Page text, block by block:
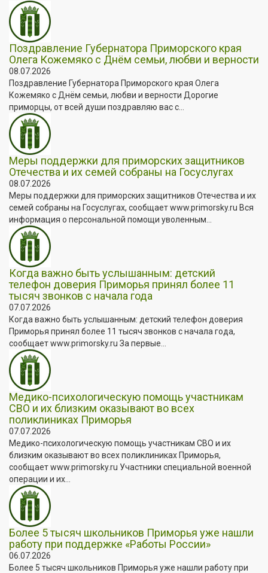
Поздравление Губернатора Приморского края
Олега Кожемяко с Днём семьи, любви и верности
08.07.2026
Поздравление Губернатора Приморского края Олега
Кожемяко с Днём семьи, любви и верности Дорогие
приморцы, от всей души поздравляю вас с...
Меры поддержки для приморских защитников
Отечества и их семей собраны на Госуслугах
08.07.2026
Меры поддержки для приморских защитников Отечества и их
семей собраны на Госуслугах, сообщает www.primorsky.ru Вся
информация о персональной помощи уволенным...
Когда важно быть услышанным: детский
телефон доверия Приморья принял более 11
тысяч звонков с начала года
07.07.2026
Когда важно быть услышанным: детский телефон доверия
Приморья принял более 11 тысяч звонков с начала года,
сообщает www.primorsky.ru За первые...
Медико-психологическую помощь участникам
СВО и их близким оказывают во всех
поликлиниках Приморья
07.07.2026
Медико-психологическую помощь участникам СВО и их
близким оказывают во всех поликлиниках Приморья,
сообщает www.primorsky.ru Участники специальной военной
операции и их...
Более 5 тысяч школьников Приморья уже нашли
работу при поддержке «Работы России»
06.07.2026
Более 5 тысяч школьников Приморья уже нашли работу при